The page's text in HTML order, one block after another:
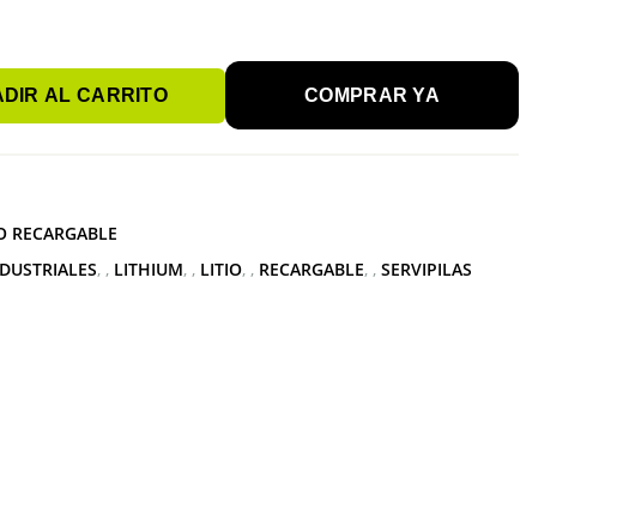
AL CARRITO COMPRAR YA
RECARGABLE
, LITHIUM , LITIO , RECARGABLE , SERVIPILAS